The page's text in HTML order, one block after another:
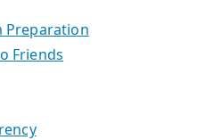
Preparation
Friends